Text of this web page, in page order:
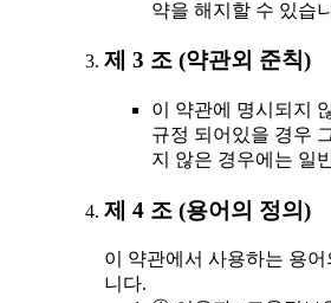
약을 해지할 수 있습
제 3 조 (약관외 준칙)
이 약관에 명시되지
규정 되어있을 경우
지 않은 경우에는 일
제 4 조 (용어의 정의)
이 약관에서 사용하는 용
니다.